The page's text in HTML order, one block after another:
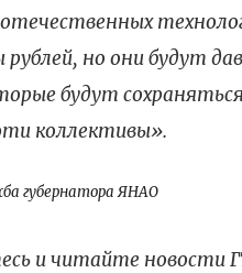
отечественных
но они будут
будут
коллективы».
губернатора ЯНАО
и читайте новости